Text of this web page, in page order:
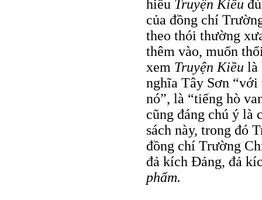
hiểu Truyện Kiều
của đồng chí
theo thói thường
thêm vào, muốn
xem Truyện Kiều là
nghĩa Tây Sơn
nó”, là “tiếng hò
cũng đáng chú ý là
sách này, trong đó
đồng chí Trường
đả kích Ðảng, đả
phẩm.